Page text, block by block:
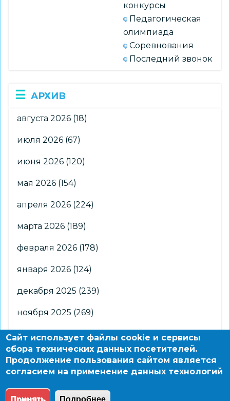
конкурсы
Педагогическая
олимпиада
Соревнования
Последний звонок
АРХИВ
августа 2026 (18)
июля 2026 (67)
июня 2026 (120)
мая 2026 (154)
апреля 2026 (224)
марта 2026 (189)
февраля 2026 (178)
января 2026 (124)
декабря 2025 (239)
ноября 2025 (269)
октября 2025(266)
сентября 2025 (176)
августа 2025 (2)
Сайт использует файлы cookie и сервисы
сбора технических данных посетителей.
Продолжение пользования сайтом является
согласием на применение данных технологий
Принять Подробнее